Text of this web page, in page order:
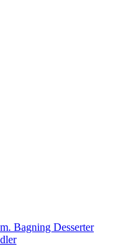
Bagning Desserter